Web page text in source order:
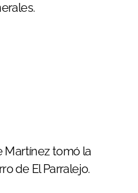
Martínez tomó la
de El Parralejo.